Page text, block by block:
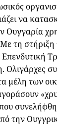
να
Ουγγαρία
τη
Ολιγάρχες
μέλη των
την